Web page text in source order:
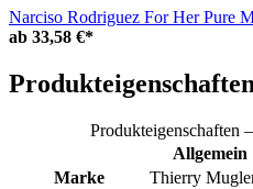
Narciso Rodriguez For Her Pure
ab 33,58 €*
Produkteigenschaften
Produkteigenschaften
Allgemein
Marke
Thierry